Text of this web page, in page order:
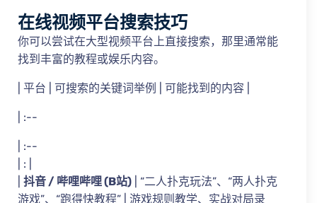
在线视频平台搜索技巧
你可以尝试在大型视频平台上直接搜索，那里通常能
找到丰富的教程或娱乐内容。
| 平台 | 可搜索的关键词举例 | 可能找到的内容 |
| :--
| :--
| : |
抖音 / 哔哩哔哩 (B站) | “二人扑克玩法”、“两人扑克
游戏”、“跑得快教程” | 游戏规则教学、实战对局录